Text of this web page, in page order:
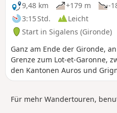
9,48 km
+179 m
-
3:15 Std.
Leicht
Start in Sigalens (Gironde)
Ganz am Ende der Gironde,
Grenze zum Lot-et-Garonne,
den Kantonen Auros und
hügelige, mit Eichen
Entdecken Sie sie ... außer im
Für mehr Wandertouren,